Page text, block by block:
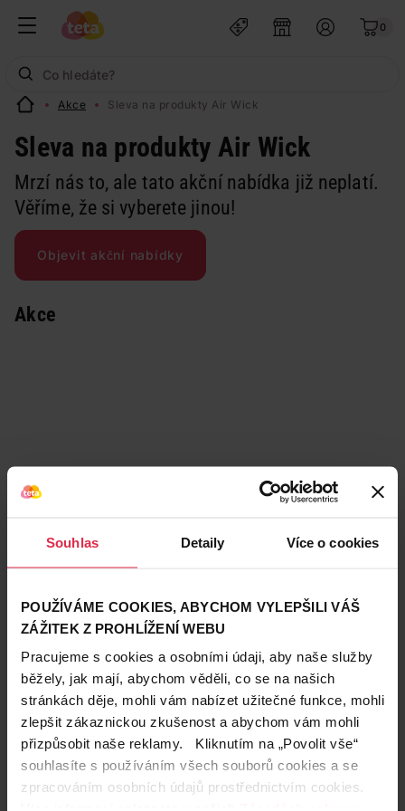
Souhlas Detaily Více o cookies
POUŽÍVÁME COOKIES, ABYCHOM VYLEPŠILI VÁŠ
ZÁŽITEK Z PROHLÍŽENÍ WEBU
Pracujeme s cookies a osobními údaji, aby naše služby
běžely, jak mají, abychom věděli, co se na našich
stránkách děje, mohli vám nabízet užitečné funkce, mohli
zlepšit zákaznickou zkušenost a abychom vám mohli
přizpůsobit naše reklamy. Kliknutím na „Povolit vše“
souhlasíte s používáním všech souborů cookies a se
zpracováním osobních údajů prostřednictvím cookies.
0
Akce Sleva na produkty Air Wick
Sleva na produkty Air Wick
Mrzí nás to, ale tato akční nabídka již neplatí.
Věříme, že si vyberete jinou!
Objevit akční nabídky
Akce
Teta prodejny a služby